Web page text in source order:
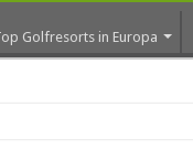
Golfresorts in Europa